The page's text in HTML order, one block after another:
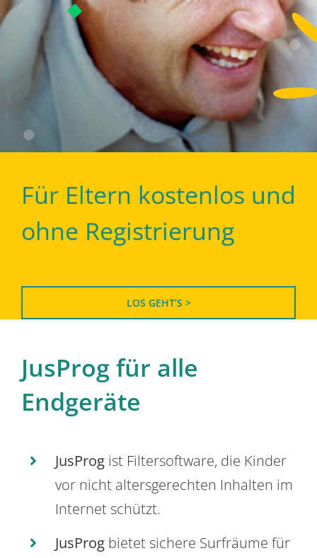
Für Eltern kostenlos und
ohne Registrierung
LOS GEHT’S >
JusProg für alle
Endgeräte
JusProg ist Filtersoftware, die Kinder
vor nicht altersgerechten Inhalten im
Internet schützt.
JusProg bietet sichere Surfräume für